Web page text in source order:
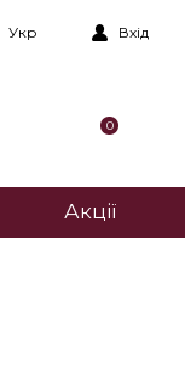
Укр Вхід
0
Акції